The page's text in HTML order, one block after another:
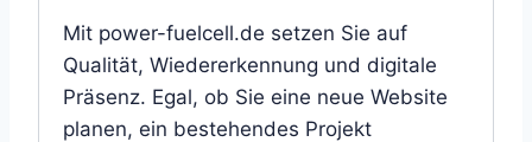
Mit power-fuelcell.de setzen Sie auf
Qualität, Wiedererkennung und digitale
Präsenz. Egal, ob Sie eine neue Website
planen, ein bestehendes Projekt